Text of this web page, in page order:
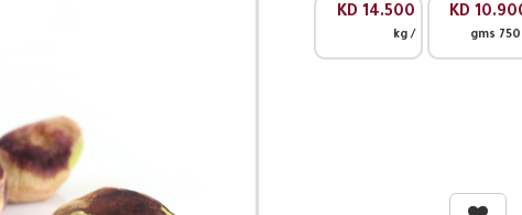
KD
KD 14.500
/ kg